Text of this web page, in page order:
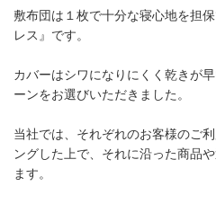
敷布団は１枚で十分な寝心地を担
レス』です。
カバーはシワになりにくく乾きが
ーンをお選びいただきました。
当社では、それぞれのお客様のご
ングした上で、それに沿った商品
ます。